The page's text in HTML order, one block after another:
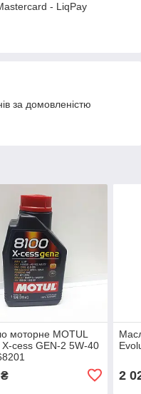
- LiqPay
за домовленістю
моторне MOTUL
cess GEN-2 5W-40
2